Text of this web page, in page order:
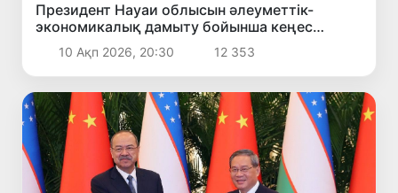
Президент Науаи облысын әлеуметтік-
экономикалық дамыту бойынша кеңес
өткізді
10 Ақп 2026, 20:30 12 353